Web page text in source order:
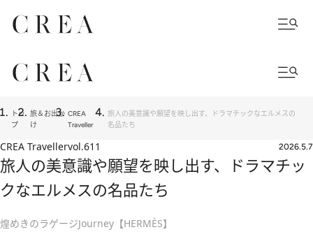
トッ
プ
旅＆お出か
け
CREA
Traveller
旅人の美意識や願望を映し出す、ドラマチックなエルメスの
名品たち
CREA Travellervol.611 2026.5.7
旅人の美意識や願望を映し出す、ドラマチッ
クなエルメスの名品たち
煌めきのラゲージJourney【HERMÈS】